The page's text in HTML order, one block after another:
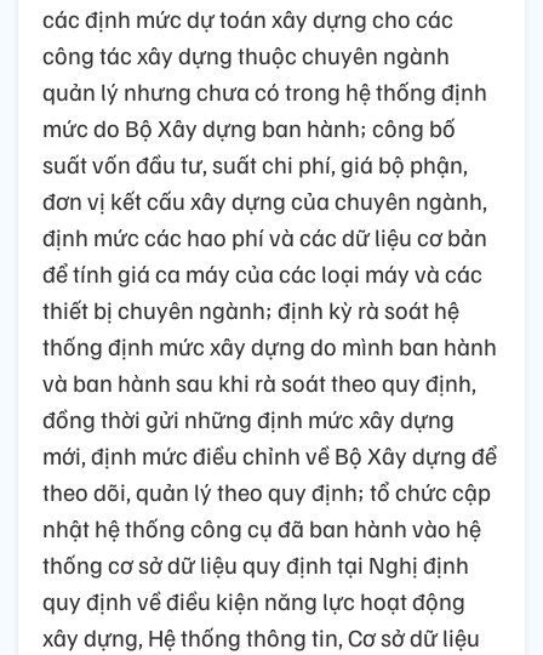
các định mức dự toán xây dựng cho các
công tác xây dựng thuộc chuyên ngành
quản lý nhưng chưa có trong hệ thống định
mức do Bộ Xây dựng ban hành; công bố
suất vốn đầu tư, suất chi phí, giá bộ phận,
đơn vị kết cấu xây dựng của chuyên ngành,
định mức các hao phí và các dữ liệu cơ bản
để tính giá ca máy của các loại máy và các
thiết bị chuyên ngành; định kỳ rà soát hệ
thống định mức xây dựng do mình ban hành
và ban hành sau khi rà soát theo quy định,
đồng thời gửi những định mức xây dựng
mới, định mức điều chỉnh về Bộ Xây dựng để
theo dõi, quản lý theo quy định; tổ chức cập
nhật hệ thống công cụ đã ban hành vào hệ
thống cơ sở dữ liệu quy định tại Nghị định
quy định về điều kiện năng lực hoạt động
xây dựng, Hệ thống thông tin, Cơ sở dữ liệu